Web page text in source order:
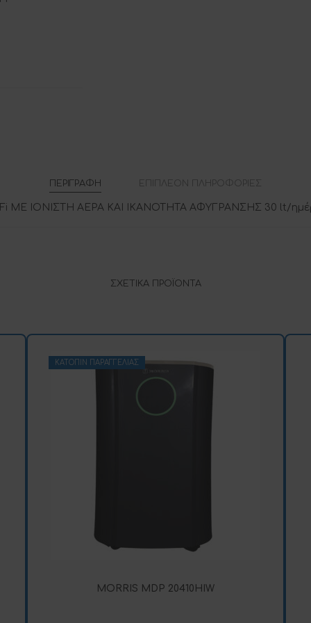
ΠΕΡΙΓΡΑΦΉ ΕΠΙΠΛΈΟΝ ΠΛΗΡΟΦΟΡΊΕΣ
ΜΕ ΙΟΝΙΣΤΗ ΑΕΡΑ ΚΑΙ ΙΚΑΝΟΤΗΤΑ ΑΦΥΓΡΑΝΣΗΣ 30 lt/
ΣΧΕΤΙΚΆ ΠΡΟΪΌΝΤΑ
ΚΑΤΌΠΙΝ ΠΑΡΑΓΓΕΛΊΑΣ
MORRIS MDP 20410HIW